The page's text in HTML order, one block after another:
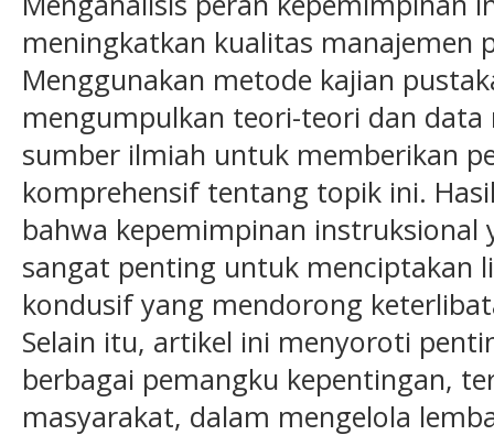
meningkatkan kualitas manajemen
Menggunakan metode kajian
mengumpulkan teori-teori dan data
sumber ilmiah untuk memberikan
komprehensif tentang topik ini.
bahwa kepemimpinan
sangat penting untuk menciptakan
kondusif yang mendorong
Selain itu, artikel ini menyoroti
berbagai pemangku kepentingan,
masyarakat, dalam mengelola